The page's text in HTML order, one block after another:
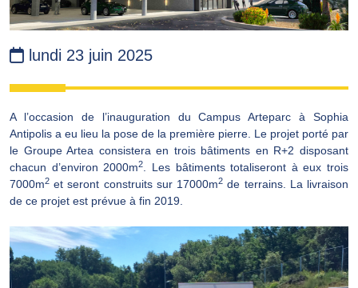
lundi 23 juin 2025
A l’occasion de l’inauguration du Campus Arteparc à Sophia
Antipolis a eu lieu la pose de la première pierre. Le projet porté par
le Groupe Artea consistera en trois bâtiments en R+2 disposant
chacun d’environ 2000m2
. Les bâtiments totaliseront à eux trois
7000m2 et seront construits sur 17000m2 de terrains. La livraison
de ce projet est prévue à fin 2019.